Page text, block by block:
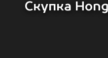
Скупка